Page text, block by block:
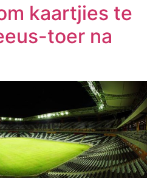
kaartjies te
toer na